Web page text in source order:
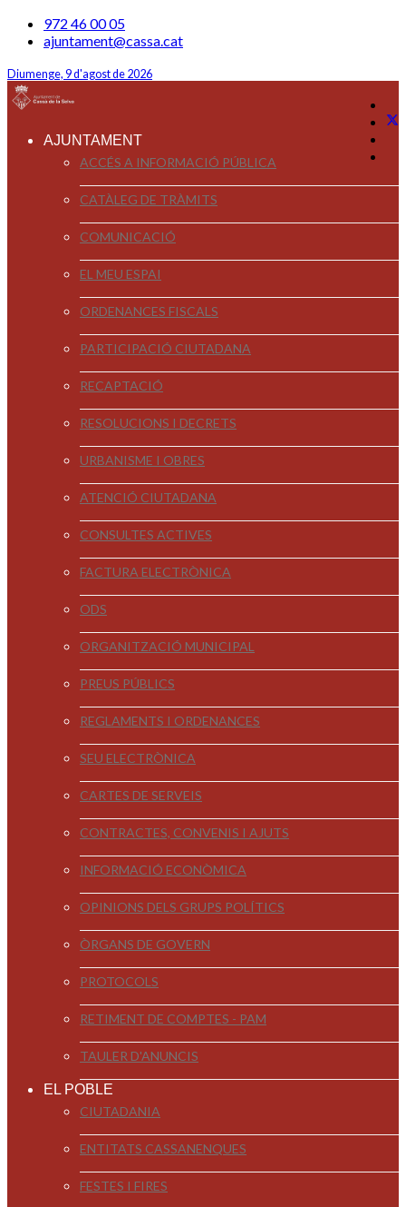
972 46 00 05
ajuntament@cassa.cat
Diumenge, 9 d'agost de 2026
AJUNTAMENT
ACCÉS A INFORMACIÓ PÚBLICA
CATÀLEG DE TRÀMITS
COMUNICACIÓ
EL MEU ESPAI
ORDENANCES FISCALS
PARTICIPACIÓ CIUTADANA
RECAPTACIÓ
RESOLUCIONS I DECRETS
URBANISME I OBRES
ATENCIÓ CIUTADANA
CONSULTES ACTIVES
FACTURA ELECTRÒNICA
ODS
ORGANITZACIÓ MUNICIPAL
PREUS PÚBLICS
REGLAMENTS I ORDENANCES
SEU ELECTRÒNICA
CARTES DE SERVEIS
CONTRACTES, CONVENIS I AJUTS
INFORMACIÓ ECONÒMICA
OPINIONS DELS GRUPS POLÍTICS
ÒRGANS DE GOVERN
PROTOCOLS
RETIMENT DE COMPTES - PAM
TAULER D'ANUNCIS
EL POBLE
CIUTADANIA
ENTITATS CASSANENQUES
FESTES I FIRES